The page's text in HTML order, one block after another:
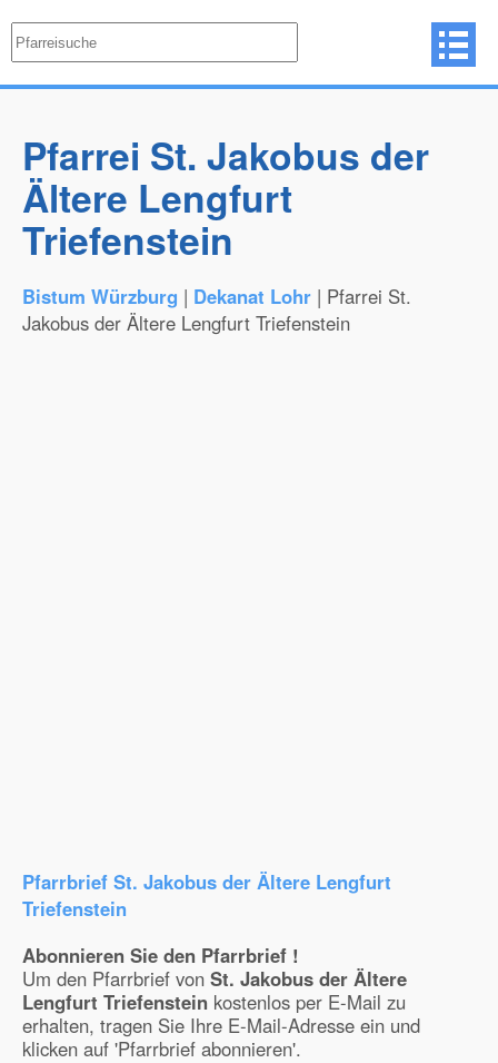
Pfarrei St. Jakobus der
Ältere Lengfurt
Triefenstein
Bistum Würzburg | Dekanat Lohr | Pfarrei St.
Jakobus der Ältere Lengfurt Triefenstein
Pfarrbrief St. Jakobus der Ältere Lengfurt
Triefenstein
Abonnieren Sie den Pfarrbrief !
Um den Pfarrbrief von St. Jakobus der Ältere
Lengfurt Triefenstein kostenlos per E-Mail zu
erhalten, tragen Sie Ihre E-Mail-Adresse ein und
klicken auf 'Pfarrbrief abonnieren'.